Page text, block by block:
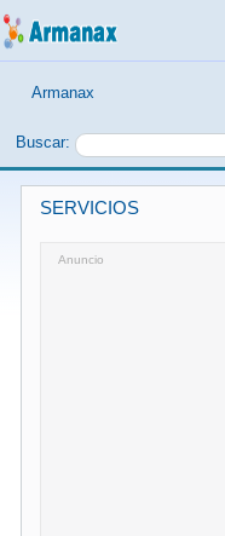
Armanax
Buscar:
SERVICIOS
Anuncio